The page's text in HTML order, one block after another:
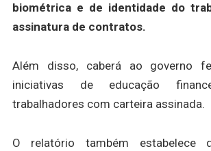
biométrica e de identidade do
assinatura de contratos.
Além disso, caberá ao governo
iniciativas de educação
trabalhadores com carteira assinada.
O relatório também estabelece